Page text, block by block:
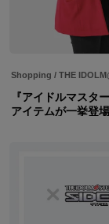
Shopping / THE
『アイドルマスタ
アイテムが一挙登場